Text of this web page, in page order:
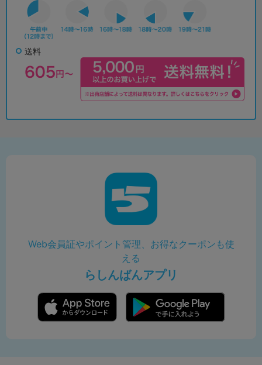
送料
Web会員証やポイント管理、お得なクーポンも使
える
らしんばんアプリ